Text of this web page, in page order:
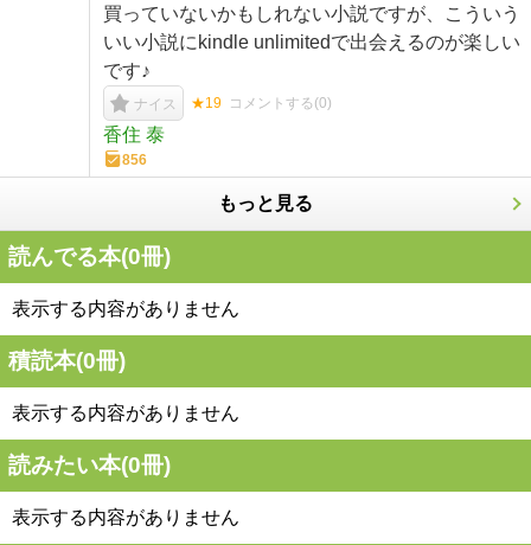
買っていないかもしれない小説ですが、こういう
いい小説にkindle unlimitedで出会えるのが楽しい
です♪
ナイス ★19 コメントする(0)
香住 泰
856
もっと見る
読んでる本(0冊)
表示する内容がありません
積読本(0冊)
表示する内容がありません
読みたい本(0冊)
表示する内容がありません